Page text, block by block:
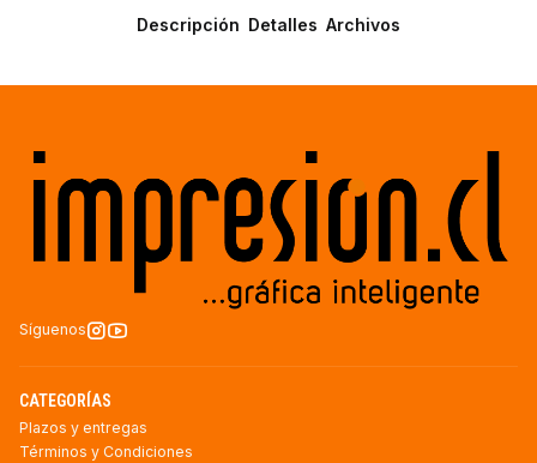
Descripción Detalles Archivos
Síguenos
CATEGORÍAS
Plazos y entregas
Términos y Condiciones